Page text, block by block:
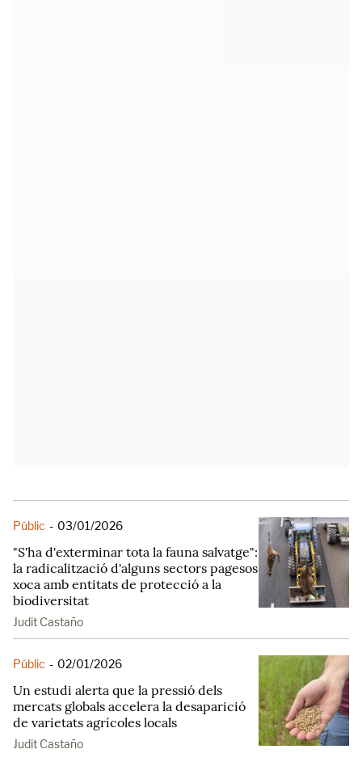
Públic - 03/01/2026
"S'ha d'exterminar tota la fauna salvatge":
la radicalització d'alguns sectors pagesos
xoca amb entitats de protecció a la
biodiversitat
Judit Castaño
Públic - 02/01/2026
Un estudi alerta que la pressió dels
mercats globals accelera la desaparició
de varietats agrícoles locals
Judit Castaño